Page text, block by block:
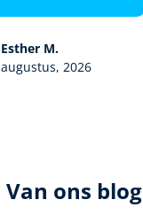
Esther M.
augustus, 2026
Van ons blog